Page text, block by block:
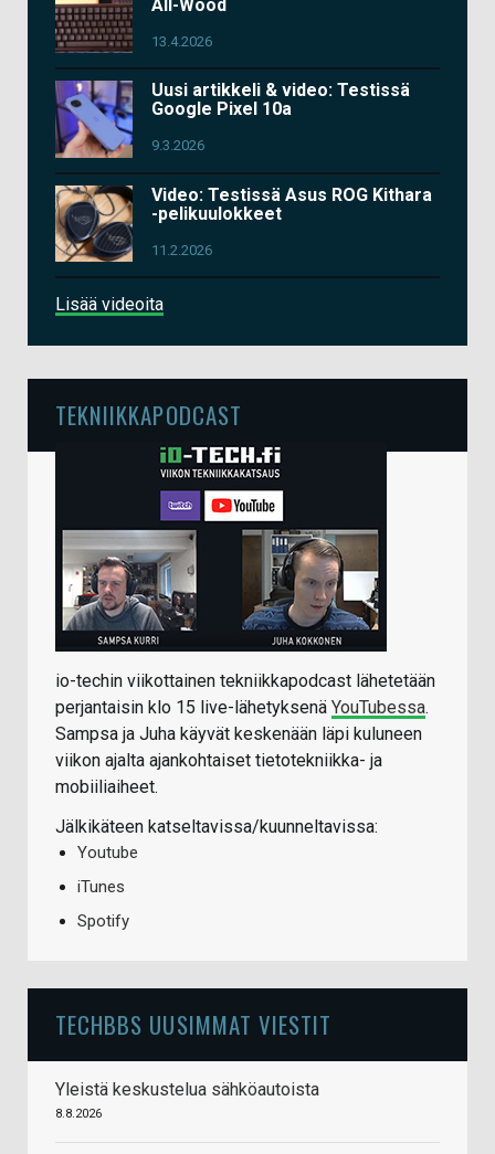
All-Wood
13.4.2026
Uusi artikkeli & video: Testissä
Google Pixel 10a
9.3.2026
Video: Testissä Asus ROG Kithara
-pelikuulokkeet
11.2.2026
Lisää videoita
TEKNIIKKAPODCAST
io-techin viikottainen tekniikkapodcast lähetetään
perjantaisin klo 15 live-lähetyksenä YouTubessa.
Sampsa ja Juha käyvät keskenään läpi kuluneen
viikon ajalta ajankohtaiset tietotekniikka- ja
mobiiliaiheet.
Jälkikäteen katseltavissa/kuunneltavissa:
Youtube
iTunes
Spotify
TECHBBS UUSIMMAT VIESTIT
Yleistä keskustelua sähköautoista
8.8.2026